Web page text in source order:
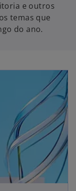
e outros
temas que
do ano.